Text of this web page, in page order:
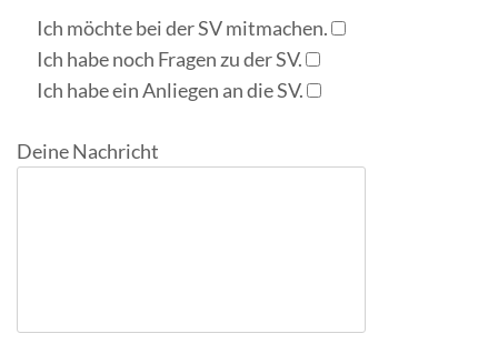
Ich möchte bei der SV mitmachen.
Ich habe noch Fragen zu der SV.
Ich habe ein Anliegen an die SV.
Deine Nachricht